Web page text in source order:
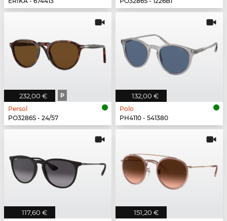
232,00 € P
Persol
PO3286S - 24/57
132,00 €
Polo
PH4110 - 541380
117,60 € 151,20 €